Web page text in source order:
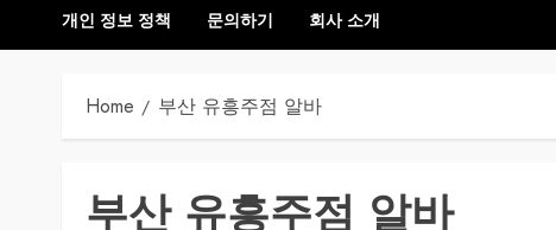
개인 정보 정책 문의하기 회사 소개
Home 부산 유흥주점 알바
부산 유흥주점 알바